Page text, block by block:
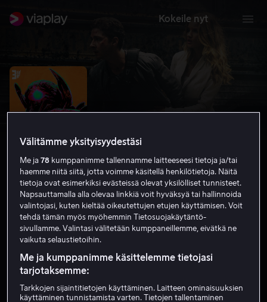
Kokeile nyt
Transformers 3 - Kuun pimeä puoli
6.2 Scifi Toiminta 2011 2 h 27 min
K-12
Vuokraa 3,99 €
Välitämme yksityisyydestäsi
Me ja78 kumppanimme tallennamme laitteeseesi tietoja ja/tai
haemme niitä siitä, jotta voimme käsitellä henkilötietoja. Näitä
tietoja ovat esimerkiksi evästeissä olevat yksilölliset tunnisteet.
Napsauttamalla alla olevaa linkkiä voit hyväksyä tai hallinnoida
valintojasi, kuten kieltää oikeutettujen etujen käyttämisen. Voit
tehdä tämän myös myöhemmin Tietosuojakäytäntö-
sivullamme. Valintasi välitetään kumppaneillemme, eivätkä ne
vaikuta selaustietoihin.
Me ja kumppanimme käsittelemme tietojasi
tarjotaksemme:
Tarkkojen sijaintitietojen käyttäminen. Laitteen ominaisuuksien
käyttäminen tunnistamista varten. Tietojen tallentaminen